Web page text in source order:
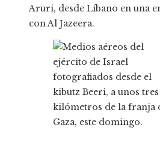
Aruri, desde Líbano en una
con Al Jazeera.